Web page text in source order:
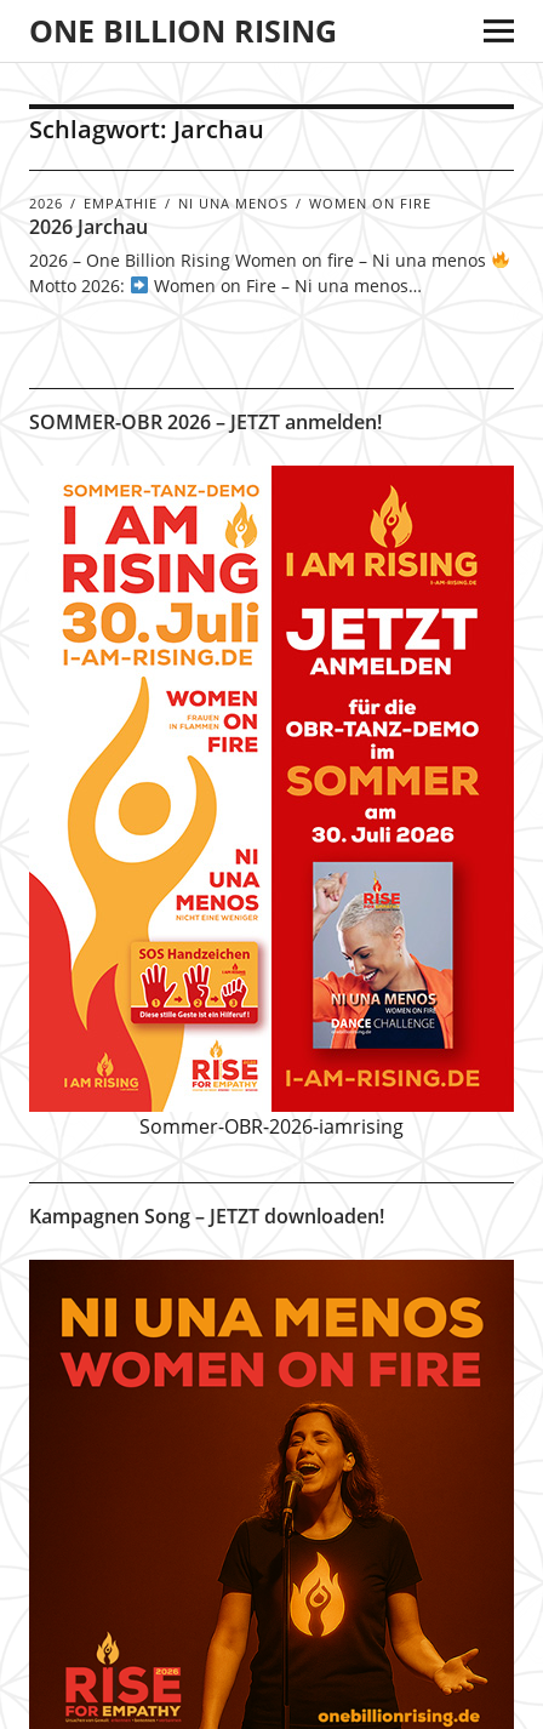
ONE BILLION RISING
Schlagwort: Jarchau
2026 EMPATHIE NI UNA MENOS WOMEN ON FIRE
2026 Jarchau
2026 – One Billion Rising Women on fire – Ni una menos
Motto 2026:
Women on Fire – Ni una menos…
SOMMER-OBR 2026 – JETZT anmelden!
Sommer-OBR-2026-iamrising
Kampagnen Song – JETZT downloaden!